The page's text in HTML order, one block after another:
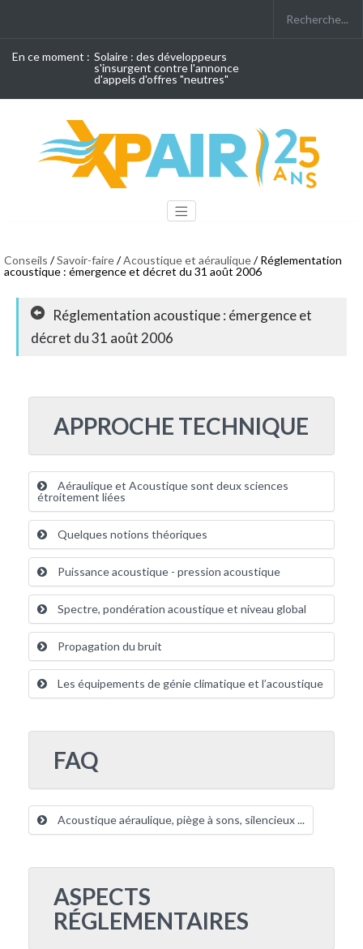
En ce moment : Solaire : des développeurs
s'insurgent contre l'annonce
d'appels d'offres "neutres"
Conseils /Savoir-faire/Acoustique et aéraulique/ Réglementation
acoustique : émergence et décret du 31 août 2006
Réglementation acoustique : émergence et
décret du 31 août 2006
APPROCHE TECHNIQUE
Aéraulique et Acoustique sont deux sciences
étroitement liées
Quelques notions théoriques
Puissance acoustique - pression acoustique
Spectre, pondération acoustique et niveau global
Propagation du bruit
Les équipements de génie climatique et l’acoustique
FAQ
Acoustique aéraulique, piège à sons, silencieux ...
ASPECTS
RÉGLEMENTAIRES